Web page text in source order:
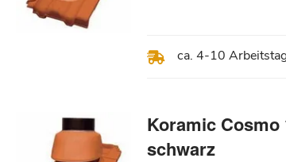
ca. 4-10
Koramic Cosmo
schwarz